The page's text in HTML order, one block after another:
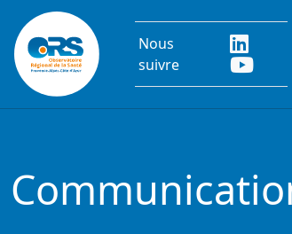
Aller au contenu principal
Nous
suivre